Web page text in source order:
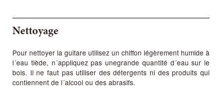
Nettoyage
Pour nettoyer la guitare utilisez un chiffon légèrement humide à
l´eau tiède, n´appliquez pas unegrande quantité d´eau sur le
bois. Il ne faut pas utiliser des détergents ni des produits qui
contiennent de l´alcool ou des abrasifs.